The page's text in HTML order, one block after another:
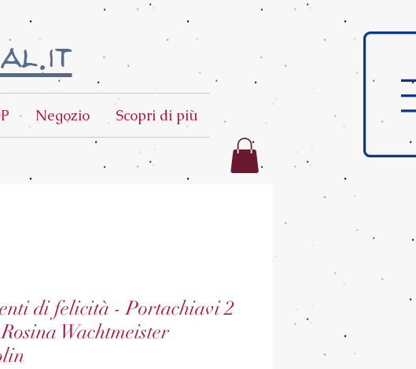
Negozio Scopri di più
di felicità - Portachiavi 2
Wachtmeister